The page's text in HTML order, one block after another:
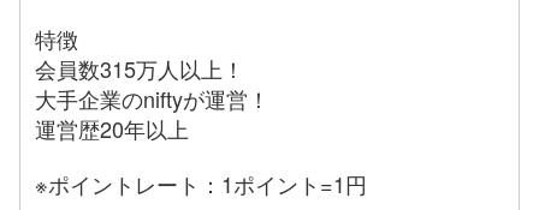
特徴
会員数315万人以上！
大手企業のniftyが運営！
運営歴20年以上
※ポイントレート：1ポイント=1円